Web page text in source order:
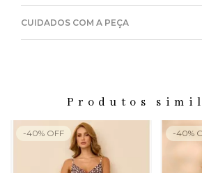
CUIDADOS COM A PEÇA
Produtos
-40% OFF -40%